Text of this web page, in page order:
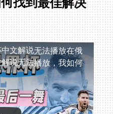
文解说无法播放在俄
罗斯看抖音世界杯中文解说无法播放，我如何